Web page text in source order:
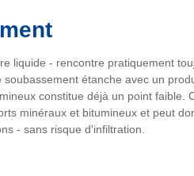
liquide - rencontre pratiquement
étanche avec un
constitue déjà un point faible.
minéraux et bitumineux et peut
- sans risque d'infiltration.